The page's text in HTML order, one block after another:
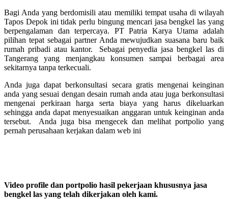
Bagi Anda yang berdomisili atau memiliki tempat usaha di wilayah
Tapos Depok ini tidak perlu bingung mencari jasa bengkel las yang
berpengalaman dan terpercaya. PT Patria Karya Utama adalah
pilihan tepat sebagai partner Anda mewujudkan suasana baru baik
rumah pribadi atau kantor. Sebagai penyedia jasa bengkel las di
Tangerang yang menjangkau konsumen sampai berbagai area
sekitarnya tanpa terkecuali.
Anda juga dapat berkonsultasi secara gratis mengenai keinginan
anda yang sesuai dengan desain rumah anda atau juga berkonsultasi
mengenai perkiraan harga serta biaya yang harus dikeluarkan
sehingga anda dapat menyesuaikan anggaran untuk keinginan anda
tersebut. Anda juga bisa mengecek dan melihat portpolio yang
pernah perusahaan kerjakan dalam web ini
Video profile dan portpolio hasil pekerjaan khususnya jasa
bengkel las yang telah dikerjakan oleh kami.